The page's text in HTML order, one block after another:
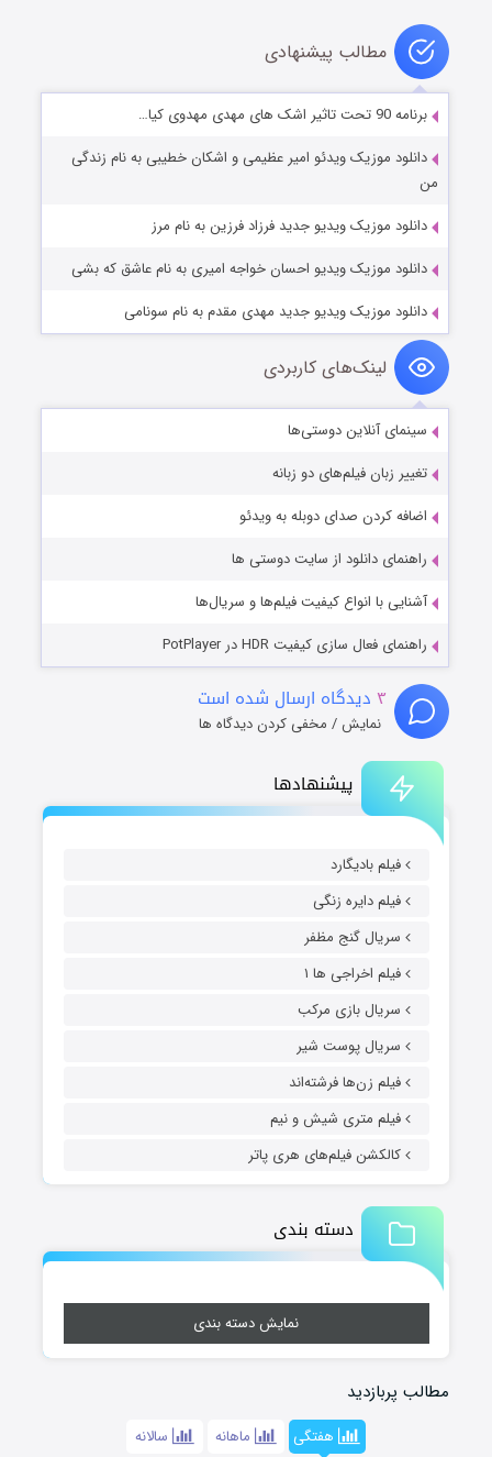
پیشنهادها
فیلم بادیگارد
فیلم دایره زنگی
سریال گنج مظفر
فیلم اخراجی ها ۱
سریال بازی مرکب
سریال پوست شیر
فیلم زن‌ها فرشته‌اند
فیلم متری شیش و نیم
کالکشن فیلم‌های هری پاتر
دسته بندی
نمایش دسته بندی
مطالب پربازدید
هفتگی ماهانه سالانه
مطالب پیشنهادی
برنامه 90 تحت تاثیر اشک های مهدی مهدوی کیا…
دانلود موزیک ویدئو امیر عظیمی و اشکان خطیبی به نام زندگی
من
دانلود موزیک ویدیو جدید فرزاد فرزین به نام مرز
دانلود موزیک ویدیو احسان خواجه امیری به نام عاشق که بشی
دانلود موزیک ویدیو جدید مهدی مقدم به نام سونامی
لینک‌های کاربردی
سینمای آنلاین دوستی‌ها
تغییر زبان فیلم‌های دو زبانه
اضافه کردن صدای دوبله به ویدئو
راهنمای دانلود از سایت دوستی ها
آشنایی با انواع کیفیت فیلم‌ها و سریال‌ها
راهنمای فعال سازی کیفیت HDR در PotPlayer
۳ دیدگاه ارسال شده است
نمایش / مخفی کردن دیدگاه ها